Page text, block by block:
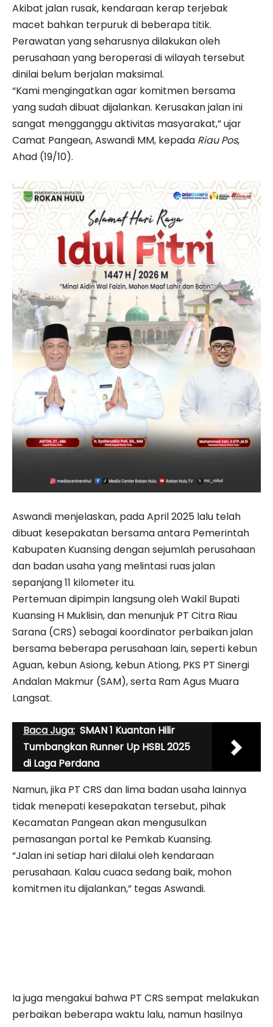
Akibat jalan rusak, kendaraan kerap terjebak
macet bahkan terpuruk di beberapa titik.
Perawatan yang seharusnya dilakukan oleh
perusahaan yang beroperasi di wilayah tersebut
dinilai belum berjalan maksimal.
“Kami mengingatkan agar komitmen bersama
yang sudah dibuat dijalankan. Kerusakan jalan ini
sangat mengganggu aktivitas masyarakat,” ujar
Camat Pangean, Aswandi MM, kepada Riau Pos,
Ahad (19/10).
Aswandi menjelaskan, pada April 2025 lalu telah
dibuat kesepakatan bersama antara Pemerintah
Kabupaten Kuansing dengan sejumlah perusahaan
dan badan usaha yang melintasi ruas jalan
sepanjang 11 kilometer itu.
Pertemuan dipimpin langsung oleh Wakil Bupati
Kuansing H Muklisin, dan menunjuk PT Citra Riau
Sarana (CRS) sebagai koordinator perbaikan jalan
bersama beberapa perusahaan lain, seperti kebun
Aguan, kebun Asiong, kebun Ationg, PKS PT Sinergi
Andalan Makmur (SAM), serta Ram Agus Muara
Langsat.
Baca Juga: SMAN 1 Kuantan Hilir
Tumbangkan Runner Up HSBL 2025
di Laga Perdana
Namun, jika PT CRS dan lima badan usaha lainnya
tidak menepati kesepakatan tersebut, pihak
Kecamatan Pangean akan mengusulkan
pemasangan portal ke Pemkab Kuansing.
“Jalan ini setiap hari dilalui oleh kendaraan
perusahaan. Kalau cuaca sedang baik, mohon
komitmen itu dijalankan,” tegas Aswandi.
Ia juga mengakui bahwa PT CRS sempat melakukan
perbaikan beberapa waktu lalu, namun hasilnya